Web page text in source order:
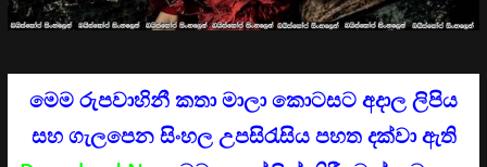
මෙම රුපවාහිනී කතා මාලා කොටසට අදාල ලිපිය
සහ ගැලපෙන සිංහල උපසිරැසිය පහත දක්වා ඇති